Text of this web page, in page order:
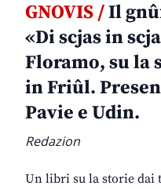
GNOVIS /Il
«Di scjas in
Floramo, su la
in Friûl.
Pavie e Udin.
Redazion
Un libri su la storie dai